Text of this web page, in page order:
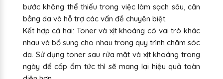
bước không thể thiếu trong việc làm sạch sâu, cân
bằng da và hỗ trợ các vấn đề chuyên biệt.
Kết hợp cả hai: Toner và xịt khoáng có vai trò khác
nhau và bổ sung cho nhau trong quy trình chăm sóc
da. Sử dụng toner sau rửa mặt và xịt khoáng trong
ngày để cấp ẩm tức thì sẽ mang lại hiệu quả toàn